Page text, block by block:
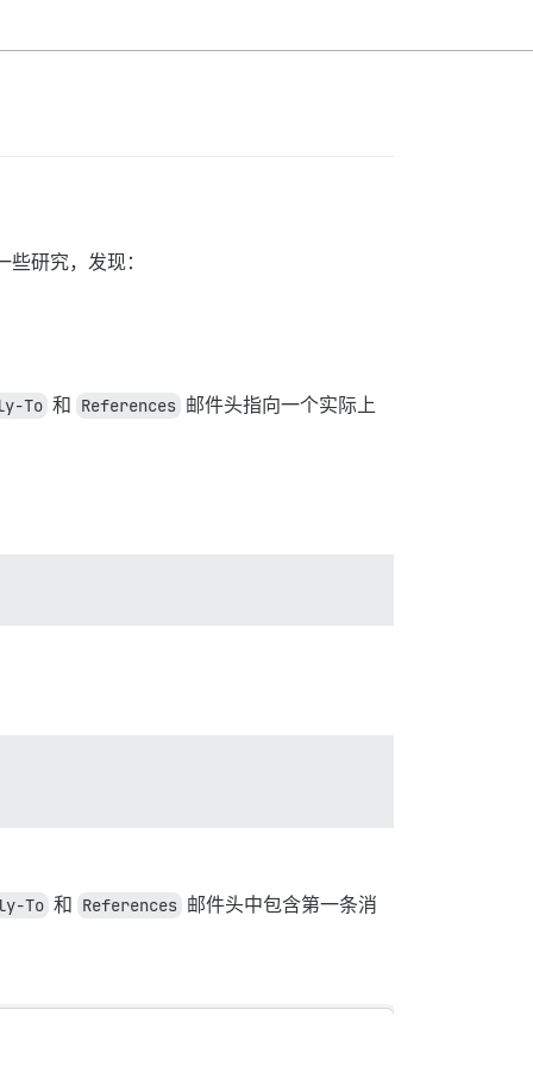
些研究，发现：
To 和 References 邮件头指向一个实际上
To 和 References 邮件头中包含第一条消